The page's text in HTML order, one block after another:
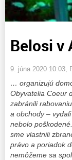
Belosi v
9. júna 2020 10:03 ,
… organizujú
Obyvatelia Coeur
zabránili
a obchody –
nebolo
sme vlastnili
právo a poriadok
nemôžeme sa